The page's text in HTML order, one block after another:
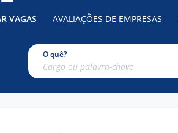
VAGAS AVALIAÇÕES DE EMPRESAS
O quê?